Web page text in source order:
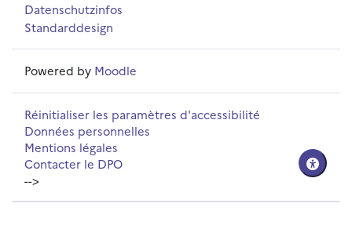
Datenschutzinfos
Standarddesign
Powered by Moodle
Réinitialiser les paramètres d'accessibilité
Données personnelles
Mentions légales
Contacter le DPO
-->